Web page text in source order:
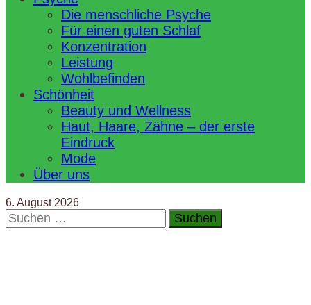
Die menschliche Psyche
Für einen guten Schlaf
Konzentration
Leistung
Wohlbefinden
Schönheit
Beauty und Wellness
Haut, Haare, Zähne – der erste
Eindruck
Mode
Über uns
6. August 2026
Suchen
nach: